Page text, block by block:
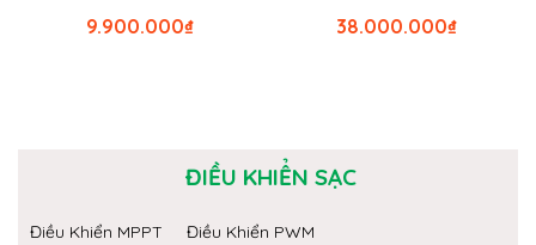
₫
9.900.000 ₫
38.000.000
ĐIỀU KHIỂN SẠC
Điều Khiển MPPT Điều Khiển PWM